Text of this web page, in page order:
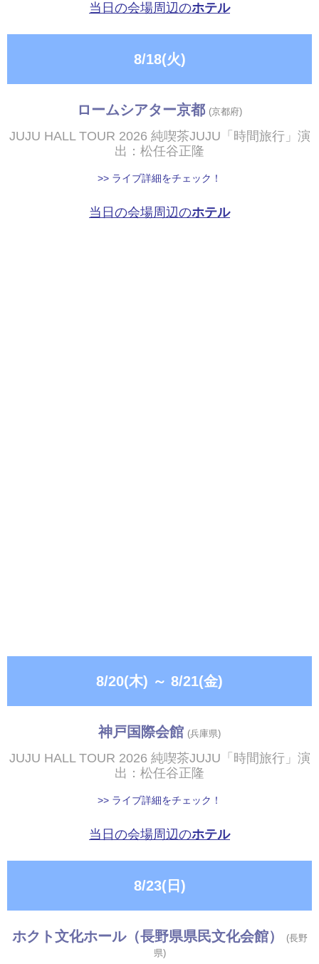
当日の会場周辺のホテル
8/18(火)
ロームシアター京都 (京都府)
JUJU HALL TOUR 2026 純喫茶JUJU「時間旅行」演
出：松任谷正隆
>> ライブ詳細をチェック！
当日の会場周辺のホテル
8/20(木) ～ 8/21(金)
神戸国際会館 (兵庫県)
JUJU HALL TOUR 2026 純喫茶JUJU「時間旅行」演
出：松任谷正隆
>> ライブ詳細をチェック！
当日の会場周辺のホテル
8/23(日)
ホクト文化ホール（長野県県民文化会館）
(長野
県)